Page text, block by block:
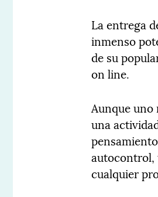
La entrega
inmenso
de su
on line.
Aunque uno
una
autocontrol,
cualquier